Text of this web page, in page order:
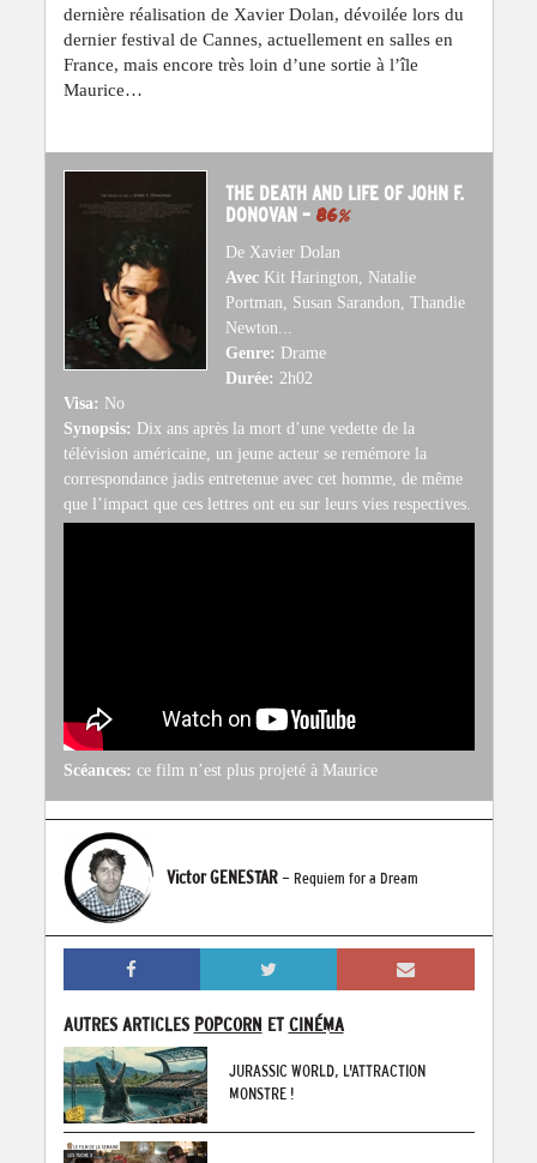
dernière réalisation de Xavier Dolan, dévoilée lors du
dernier festival de Cannes, actuellement en salles en
France, mais encore très loin d’une sortie à l’île
Maurice…
THE DEATH AND LIFE OF JOHN F.
DONOVAN – 86%
De Xavier Dolan
AvecKit Harington, Natalie
Portman, Susan Sarandon, Thandie
Newton...
Genre: Drame
Durée: 2h02
Visa: No
Synopsis: Dix ans après la mort d’une vedette de la
télévision américaine, un jeune acteur se remémore la
correspondance jadis entretenue avec cet homme, de même
que l’impact que ces lettres ont eu sur leurs vies respectives.
Scéances: ce film n’est plus projeté à Maurice
Victor GENESTAR - Requiem for a Dream
AUTRES ARTICLES POPCORN ET CINÉMA
JURASSIC WORLD, L'ATTRACTION
MONSTRE !